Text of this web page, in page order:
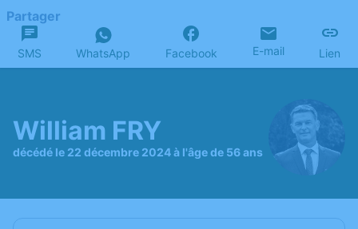
Partager
SMS WhatsApp Facebook E-mail Lien
William FRY
décédé le 22 décembre 2024 à l'âge de 56 ans